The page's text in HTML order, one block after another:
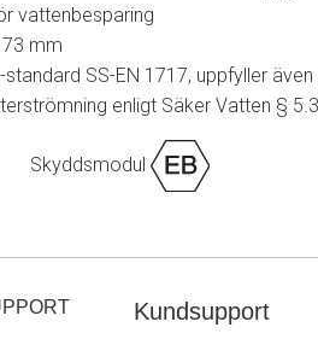
vattenbesparing
mm
SS-EN 1717, uppfyller
enligt Säker Vatten § 5.3
Skyddsmodul
Kundsupport